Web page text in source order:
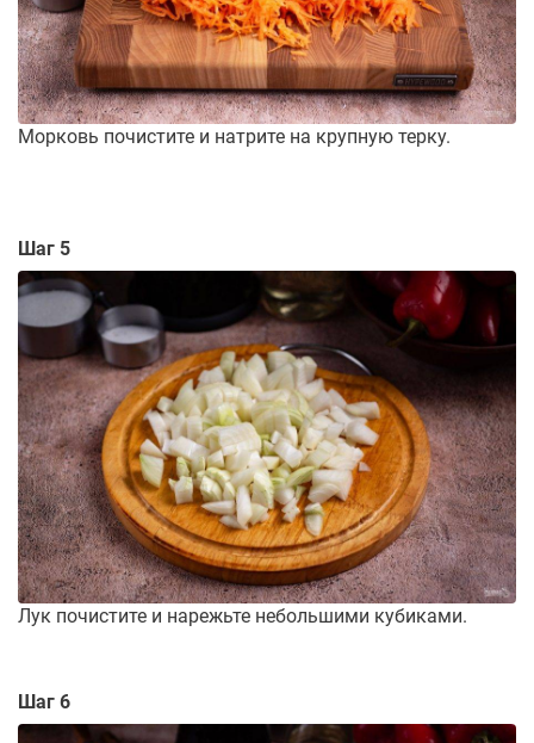
Морковь почистите и натрите на крупную терку.
Шаг 5
Лук почистите и нарежьте небольшими кубиками.
Шаг 6